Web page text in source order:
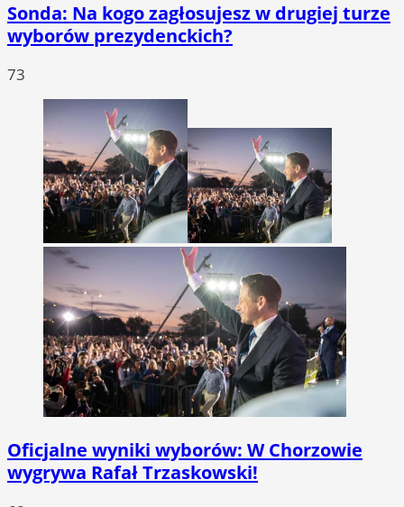
Sonda: Na kogo zagłosujesz w drugiej turze
wyborów prezydenckich?
73
Oficjalne wyniki wyborów: W Chorzowie
wygrywa Rafał Trzaskowski!